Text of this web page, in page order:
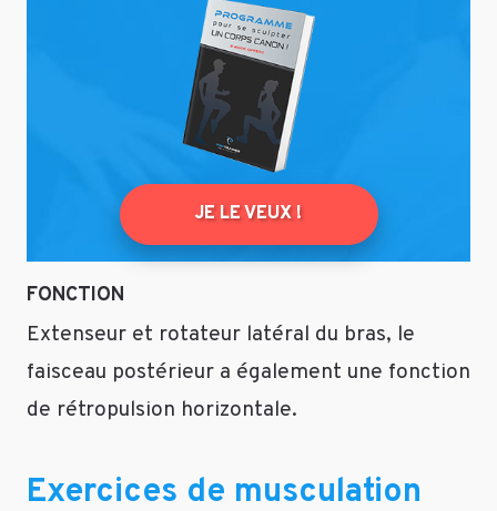
JE LE VEUX !
FONCTION
Extenseur et rotateur latéral du bras, le
faisceau postérieur a également une fonction
de rétropulsion horizontale.
Exercices de musculation